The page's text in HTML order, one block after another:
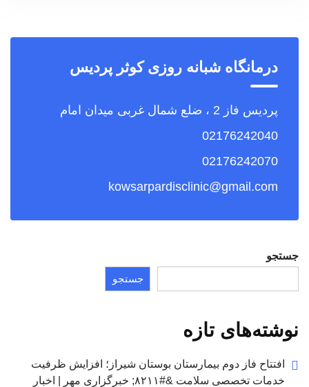
درمانگاه شبانه روزی کوثر پردیس
پردیس فاز 2 ، ضلع شمال غربی میدان امام
02176242040
02176242070
kowsarpardisclinic@gmail.com
جستجو
جستجو
نوشته‌های تازه
افتتاح فاز دوم بیمارستان بوستان شیراز؛ افزایش ظرفیت
خدمات تخصصی سلامت &#۸۲۱۱; خبرگزاری مهر | اخبار